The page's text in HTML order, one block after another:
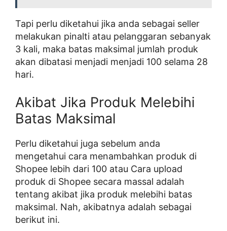
Tapi perlu diketahui jika anda sebagai seller
melakukan pinalti atau pelanggaran sebanyak
3 kali, maka batas maksimal jumlah produk
akan dibatasi menjadi menjadi 100 selama 28
hari.
Akibat Jika Produk Melebihi
Batas Maksimal
Perlu diketahui juga sebelum anda
mengetahui cara menambahkan produk di
Shopee lebih dari 100 atau Cara upload
produk di Shopee secara massal adalah
tentang akibat jika produk melebihi batas
maksimal. Nah, akibatnya adalah sebagai
berikut ini.